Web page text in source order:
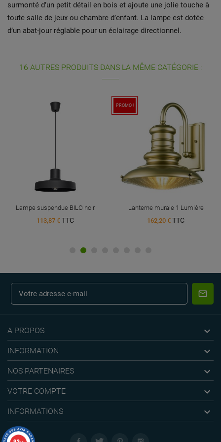
surmonté d’un petit détail en bois et ajoute une jolie touche à
toute salle de jeux ou chambre d’enfant. La lampe est dotée
d’un abat-jour réglable pour un éclairage directionnel.
16 AUTRES PRODUITS DANS LA MÊME CATÉGORIE :
Lampe suspendue BILO noir
113,87 € TTC
PROMO !
Lanterne murale 1 Lumière
162,20 € TTC
A PROPOS 
INFORMATION 
NOS PARTENAIRES 
VOTRE COMPTE 
INFORMATIONS 